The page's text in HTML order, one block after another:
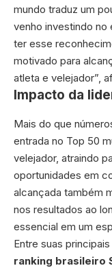
mundo traduz um
venho investindo
ter esse
motivado para
atleta e velejador”,
Impacto da
Mais do que
entrada no Top 50
velejador, atraindo
oportunidades em
alcançada também
nos resultados ao
essencial em um
Entre suas
ranking brasileiro